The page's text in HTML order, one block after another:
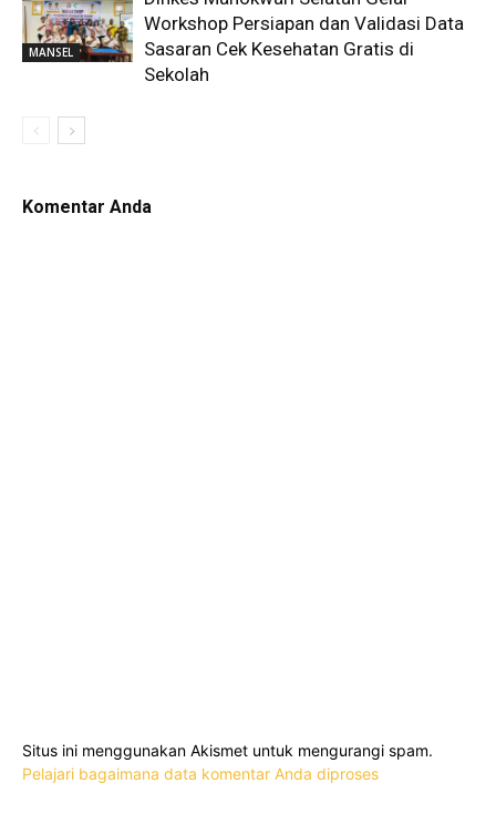
MANSEL
Workshop Persiapan dan Validasi Data
Sasaran Cek Kesehatan Gratis di
Sekolah
Komentar Anda
Situs ini menggunakan Akismet untuk mengurangi spam.
Pelajari bagaimana data komentar Anda diproses